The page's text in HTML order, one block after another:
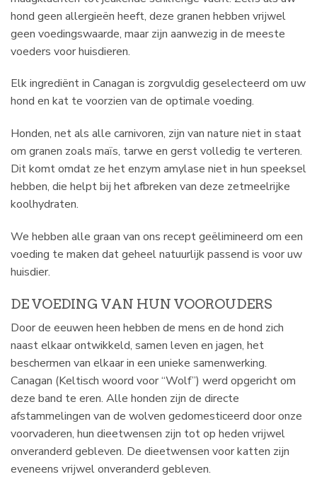
hond geen allergieën heeft, deze granen hebben vrijwel
geen voedingswaarde, maar zijn aanwezig in de meeste
voeders voor huisdieren.
Elk ingrediënt in Canagan is zorgvuldig geselecteerd om uw
hond en kat te voorzien van de optimale voeding.
Honden, net als alle carnivoren, zijn van nature niet in staat
om granen zoals maïs, tarwe en gerst volledig te verteren.
Dit komt omdat ze het enzym amylase niet in hun speeksel
hebben, die helpt bij het afbreken van deze zetmeelrijke
koolhydraten.
We hebben alle graan van ons recept geëlimineerd om een
voeding te maken dat geheel natuurlijk passend is voor uw
huisdier.
DE VOEDING VAN HUN VOOROUDERS
Door de eeuwen heen hebben de mens en de hond zich
naast elkaar ontwikkeld, samen leven en jagen, het
beschermen van elkaar in een unieke samenwerking.
Canagan (Keltisch woord voor “Wolf”) werd opgericht om
deze band te eren. Alle honden zijn de directe
afstammelingen van de wolven gedomesticeerd door onze
voorvaderen, hun dieetwensen zijn tot op heden vrijwel
onveranderd gebleven. De dieetwensen voor katten zijn
eveneens vrijwel onveranderd gebleven.